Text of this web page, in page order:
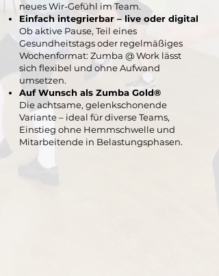
neues Wir-Gefühl im Team.
Einfach integrierbar – live oder digital
Ob aktive Pause, Teil eines
Gesundheitstags oder regelmäßiges
Wochenformat: Zumba @ Work lässt
sich flexibel und ohne Aufwand
umsetzen.
Auf Wunsch als Zumba Gold®
Die achtsame, gelenkschonende
Variante – ideal für diverse Teams,
Einstieg ohne Hemmschwelle und
Mitarbeitende in Belastungsphasen.